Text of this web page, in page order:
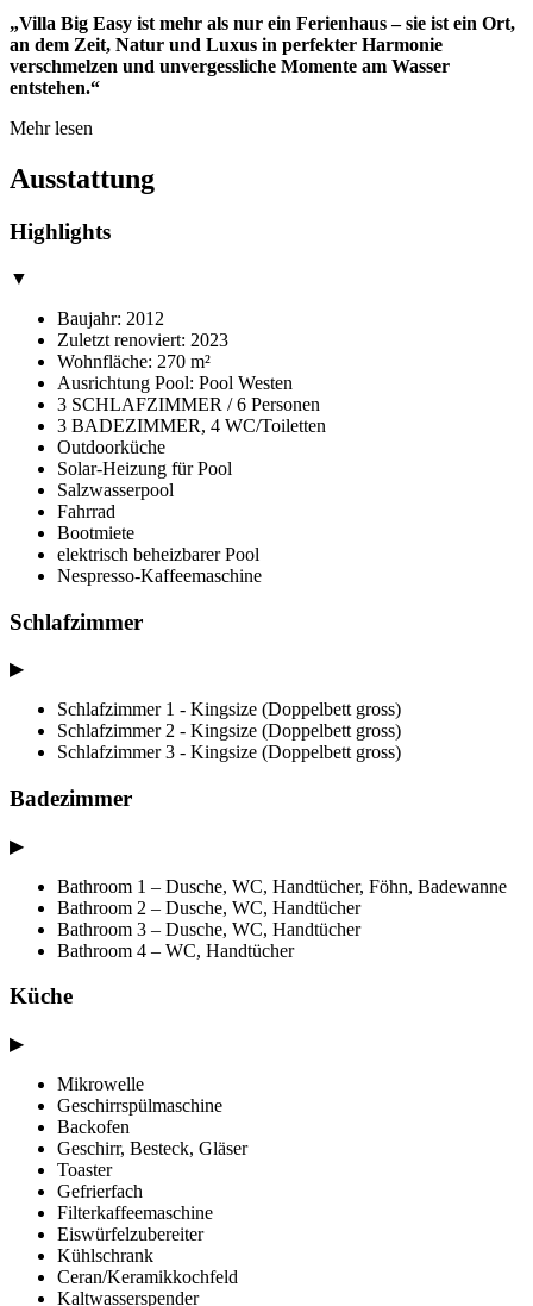
„Villa Big Easy ist mehr als nur ein Ferienhaus – sie ist ein Ort,
an dem Zeit, Natur und Luxus in perfekter Harmonie
verschmelzen und unvergessliche Momente am Wasser
entstehen.“
Mehr lesen
Ausstattung
Highlights
▼
Baujahr: 2012
Zuletzt renoviert: 2023
Wohnfläche: 270 m²
Ausrichtung Pool: Pool Westen
3 SCHLAFZIMMER / 6 Personen
3 BADEZIMMER, 4 WC/Toiletten
Outdoorküche
Solar-Heizung für Pool
Salzwasserpool
Fahrrad
Bootmiete
elektrisch beheizbarer Pool
Nespresso-Kaffeemaschine
Schlafzimmer
▶
Schlafzimmer 1 - Kingsize (Doppelbett gross)
Schlafzimmer 2 - Kingsize (Doppelbett gross)
Schlafzimmer 3 - Kingsize (Doppelbett gross)
Badezimmer
▶
Bathroom 1 – Dusche, WC, Handtücher, Föhn, Badewanne
Bathroom 2 – Dusche, WC, Handtücher
Bathroom 3 – Dusche, WC, Handtücher
Bathroom 4 – WC, Handtücher
Küche
▶
Mikrowelle
Geschirrspülmaschine
Backofen
Geschirr, Besteck, Gläser
Toaster
Gefrierfach
Filterkaffeemaschine
Eiswürfelzubereiter
Kühlschrank
Ceran/Keramikkochfeld
Kaltwasserspender